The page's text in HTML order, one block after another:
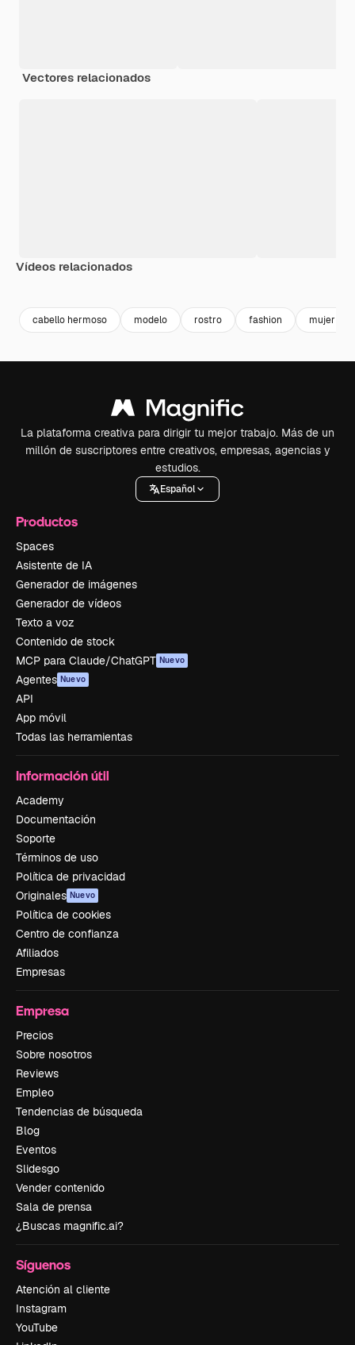
Vectores relacionados
Vídeos relacionados
cabello hermoso modelo rostro fashion mujer
La plataforma creativa para dirigir tu mejor trabajo. Más de un
millón de suscriptores entre creativos, empresas, agencias y
estudios.
Español
Productos
Spaces
Asistente de IA
Generador de imágenes
Generador de vídeos
Texto a voz
Contenido de stock
MCP para Claude/ChatGPT Nuevo
Agentes Nuevo
API
App móvil
Todas las herramientas
Información útil
Academy
Documentación
Soporte
Términos de uso
Política de privacidad
Originales Nuevo
Política de cookies
Centro de confianza
Afiliados
Empresas
Empresa
Precios
Sobre nosotros
Reviews
Empleo
Tendencias de búsqueda
Blog
Eventos
Slidesgo
Vender contenido
Sala de prensa
¿Buscas magnific.ai?
Síguenos
Atención al cliente
Instagram
YouTube